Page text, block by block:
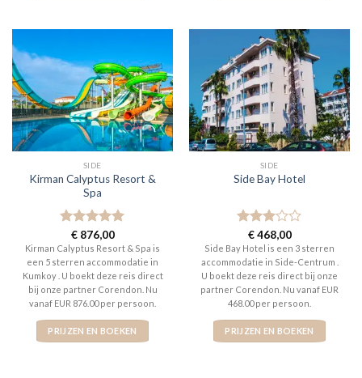
SIDE
Kirman Calyptus Resort &
Spa
Gewaardeerd
5uit 5
€876,00
Kirman Calyptus Resort & Spa is
een 5 sterren accommodatie in
Kumkoy . U boekt deze reis direct
bij onze partner Corendon. Nu
vanaf EUR 876.00 per persoon.
PRIJZEN EN BOEKEN
SIDE
Side Bay Hotel
Gewaardeerd
3uit 5
€468,00
Side Bay Hotel is een 3 sterren
accommodatie in Side-Centrum .
U boekt deze reis direct bij onze
partner Corendon. Nu vanaf EUR
468.00 per persoon.
PRIJZEN EN BOEKEN